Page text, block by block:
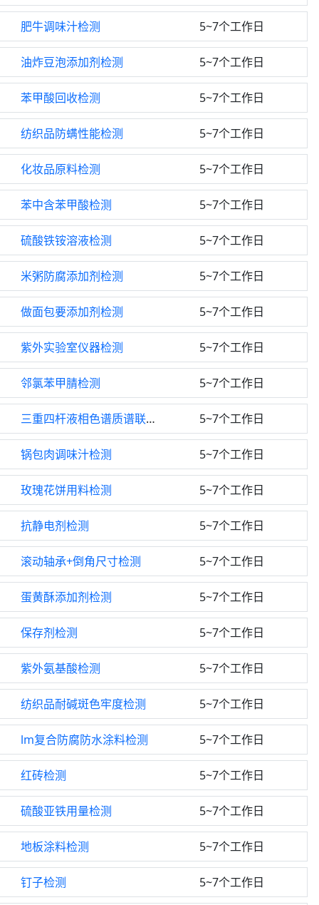
肥牛调味汁检测 5~7个工作日
油炸豆泡添加剂检测 5~7个工作日
苯甲酸回收检测 5~7个工作日
纺织品防螨性能检测 5~7个工作日
化妆品原料检测 5~7个工作日
苯中含苯甲酸检测 5~7个工作日
硫酸铁铵溶液检测 5~7个工作日
米粥防腐添加剂检测 5~7个工作日
做面包要添加剂检测 5~7个工作日
紫外实验室仪器检测 5~7个工作日
邻氯苯甲腈检测 5~7个工作日
三重四杆液相色谱质谱联用仪检测 5~7个工作日
锅包肉调味汁检测 5~7个工作日
玫瑰花饼用料检测 5~7个工作日
抗静电剂检测 5~7个工作日
滚动轴承+倒角尺寸检测 5~7个工作日
蛋黄酥添加剂检测 5~7个工作日
保存剂检测 5~7个工作日
紫外氨基酸检测 5~7个工作日
纺织品耐碱斑色牢度检测 5~7个工作日
lm复合防腐防水涂料检测 5~7个工作日
红砖检测 5~7个工作日
硫酸亚铁用量检测 5~7个工作日
地板涂料检测 5~7个工作日
钉子检测 5~7个工作日